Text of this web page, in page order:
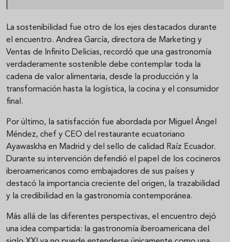
La sostenibilidad fue otro de los ejes destacados durante
el encuentro. Andrea García, directora de Marketing y
Ventas de Infinito Delicias, recordó que una gastronomía
verdaderamente sostenible debe contemplar toda la
cadena de valor alimentaria, desde la producción y la
transformación hasta la logística, la cocina y el consumidor
final.
Por último, la satisfacción fue abordada por Miguel Ángel
Méndez, chef y CEO del restaurante ecuatoriano
Ayawaskha en Madrid y del sello de calidad Raíz Ecuador.
Durante su intervención defendió el papel de los cocineros
iberoamericanos como embajadores de sus países y
destacó la importancia creciente del origen, la trazabilidad
y la credibilidad en la gastronomía contemporánea.
Más allá de las diferentes perspectivas, el encuentro dejó
una idea compartida: la gastronomía iberoamericana del